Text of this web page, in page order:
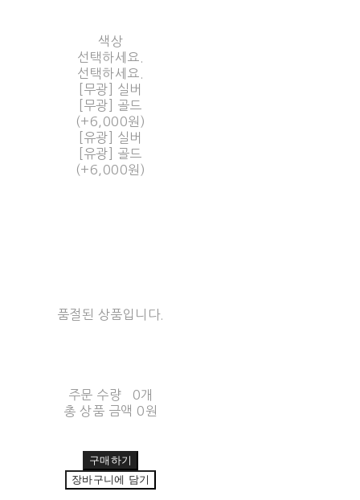
색상
선택하세요.
선택하세요.
[무광] 실버
[무광] 골드
(+6,000원)
[유광] 실버
[유광] 골드
(+6,000원)
품절된 상품입니다.
주문 수량
0개
총 상품 금액 0원
구매하기
장바구니에 담기